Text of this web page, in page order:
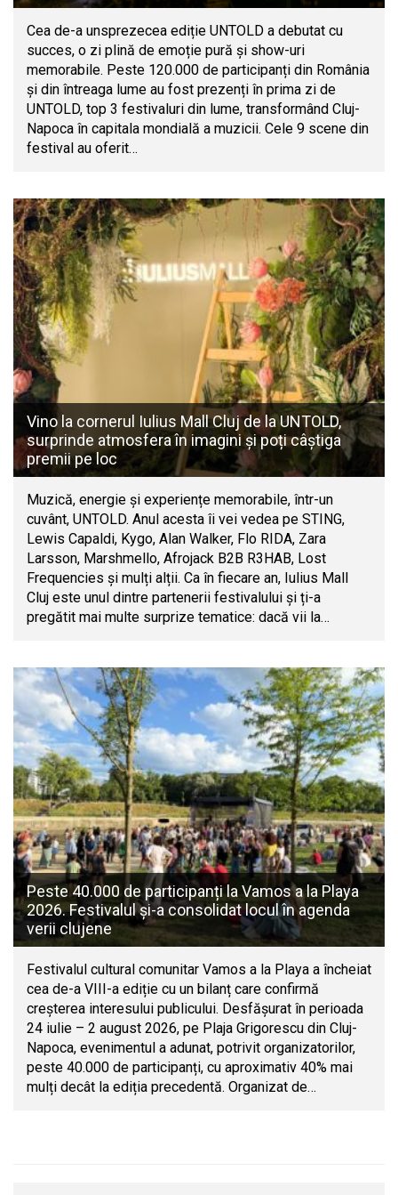
Cea de-a unsprezecea ediție UNTOLD a debutat cu
succes, o zi plină de emoție pură și show-uri
memorabile. Peste 120.000 de participanți din România
și din întreaga lume au fost prezenți în prima zi de
UNTOLD, top 3 festivaluri din lume, transformând Cluj-
Napoca în capitala mondială a muzicii. Cele 9 scene din
festival au oferit…
Vino la cornerul Iulius Mall Cluj de la UNTOLD,
surprinde atmosfera în imagini și poți câștiga
premii pe loc
Muzică, energie și experiențe memorabile, într-un
cuvânt, UNTOLD. Anul acesta îi vei vedea pe STING,
Lewis Capaldi, Kygo, Alan Walker, Flo RIDA, Zara
Larsson, Marshmello, Afrojack B2B R3HAB, Lost
Frequencies și mulți alții. Ca în fiecare an, Iulius Mall
Cluj este unul dintre partenerii festivalului și ți-a
pregătit mai multe surprize tematice: dacă vii la…
Peste 40.000 de participanți la Vamos a la Playa
2026. Festivalul și-a consolidat locul în agenda
verii clujene
Festivalul cultural comunitar Vamos a la Playa a încheiat
cea de-a VIII-a ediție cu un bilanț care confirmă
creșterea interesului publicului. Desfășurat în perioada
24 iulie – 2 august 2026, pe Plaja Grigorescu din Cluj-
Napoca, evenimentul a adunat, potrivit organizatorilor,
peste 40.000 de participanți, cu aproximativ 40% mai
mulți decât la ediția precedentă. Organizat de…